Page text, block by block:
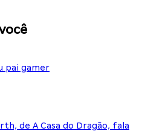
pai gamer
de A Casa do Dragão, fala